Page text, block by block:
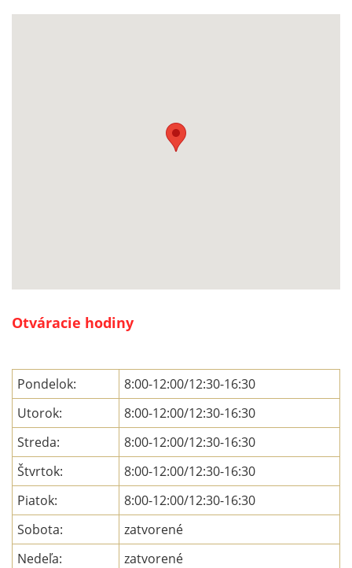
Otváracie hodiny
Pondelok:
8:00-12:00/12:30-16:30
Utorok:
8:00-12:00/12:30-16:30
Streda:
8:00-12:00/12:30-16:30
Štvrtok:
8:00-12:00/12:30-16:30
Piatok:
8:00-12:00/12:30-16:30
Sobota:
zatvorené
Nedeľa:
zatvorené